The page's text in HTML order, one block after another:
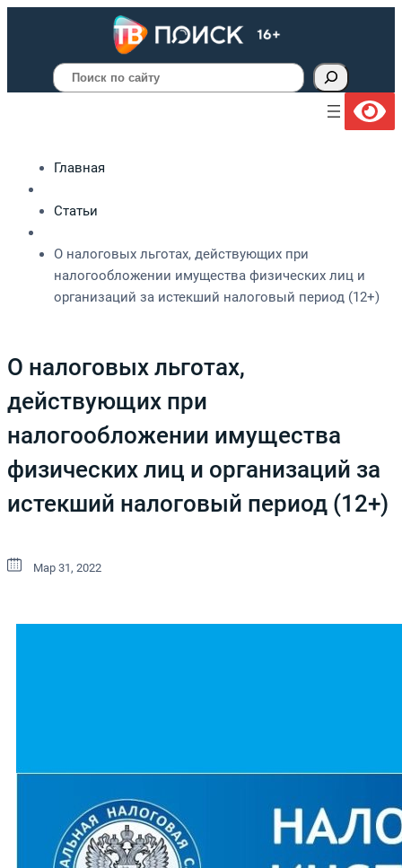
Поиск
Главная
Статьи
О налоговых льготах, действующих при
налогообложении имущества физических лиц и
организаций за истекший налоговый период (12+)
О налоговых льготах,
действующих при
налогообложении имущества
физических лиц и организаций за
истекший налоговый период (12+)
Мар 31, 2022